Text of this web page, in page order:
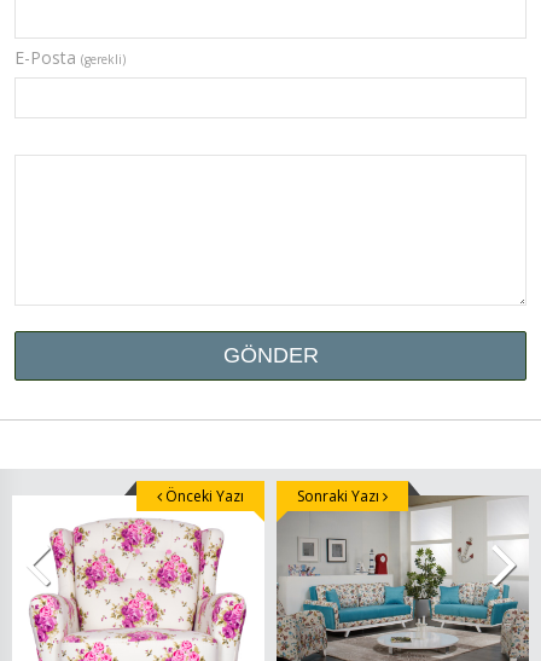
E-Posta (gerekli)
Önceki Yazı Sonraki Yazı